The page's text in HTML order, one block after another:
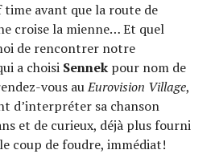
avant que la route de
croise la mienne… Et quel
de rencontrer notre
a choisi Sennek pour nom de
vous auEurovision Village,
d’interpréter sa chanson
et de curieux, déjà plus fourni
coup de foudre, immédiat!